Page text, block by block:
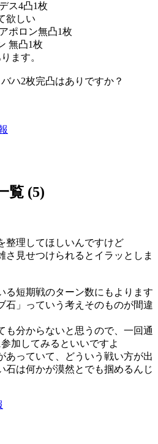
ス4凸1枚
欲しい
ポロン無凸1枚
無凸1枚
ます。
ハ2枚完凸はありですか？
覧 (5)
整理してほしいんですけど
さ見せつけられるとイラッとしま
る短期戦のターン数にもよります
石」っていう考えそのものが間違
も分からないと思うので、一回通
加してみるといいですよ
あっていて、どういう戦い方が出
石は何かが漠然とでも掴めるんじ